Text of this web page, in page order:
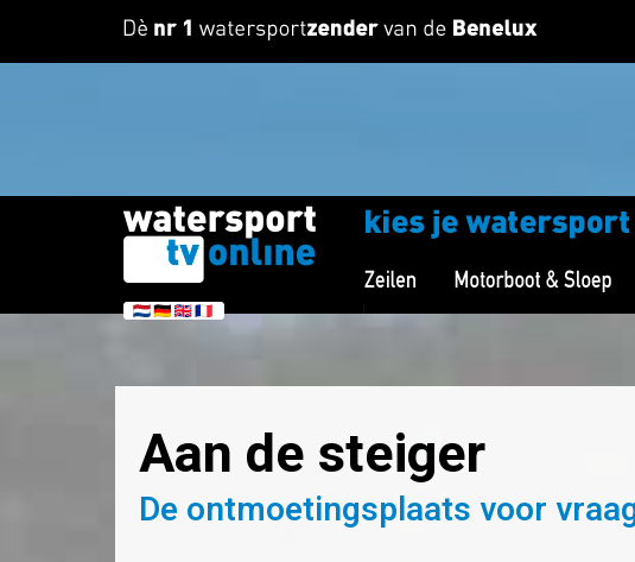
Aan de steiger
De ontmoetingsplaats voor